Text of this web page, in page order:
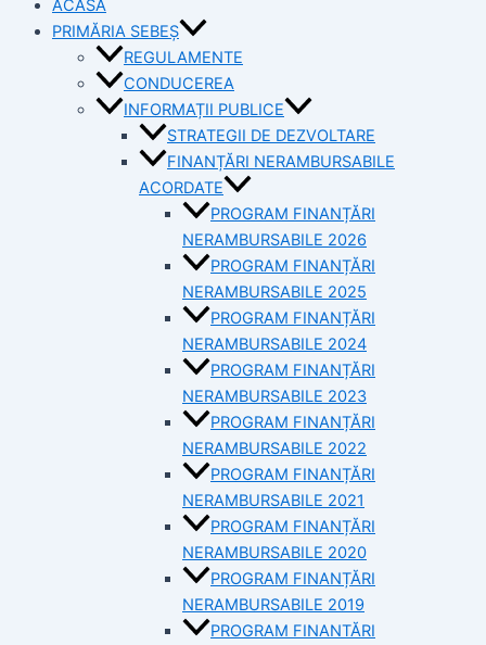
ACASĂ
PRIMĂRIA SEBEȘ
REGULAMENTE
CONDUCEREA
INFORMAȚII PUBLICE
STRATEGII DE DEZVOLTARE
FINANȚĂRI NERAMBURSABILE
ACORDATE
PROGRAM FINANȚĂRI
NERAMBURSABILE 2026
PROGRAM FINANȚĂRI
NERAMBURSABILE 2025
PROGRAM FINANȚĂRI
NERAMBURSABILE 2024
PROGRAM FINANȚĂRI
NERAMBURSABILE 2023
PROGRAM FINANȚĂRI
NERAMBURSABILE 2022
PROGRAM FINANȚĂRI
NERAMBURSABILE 2021
PROGRAM FINANȚĂRI
NERAMBURSABILE 2020
PROGRAM FINANȚĂRI
NERAMBURSABILE 2019
PROGRAM FINANTĂRI